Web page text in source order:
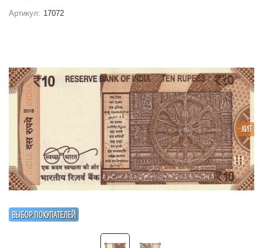
Артикул: 17072
ВЫБОР ПОКУПАТЕЛЕЙ
ХИТ